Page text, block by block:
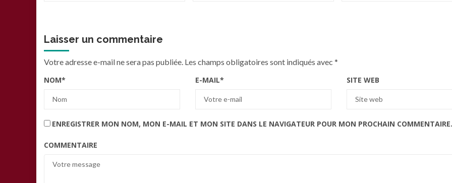
Laisser un commentaire
Votre adresse e-mail ne sera pas publiée. Les champs obligatoires sont indiqués avec *
NOM* E-MAIL* SITE WEB
ENREGISTRER MON NOM, MON E-MAIL ET MON SITE DANS LE NAVIGATEUR POUR MON PROCHAIN COMMENTAIRE.
COMMENTAIRE